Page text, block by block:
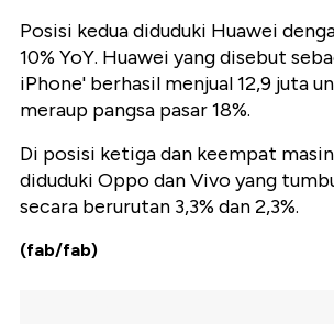
Posisi kedua diduduki Huawei
10% YoY. Huawei yang disebut
iPhone' berhasil menjual 12,9 juta
meraup pangsa pasar 18%.
Di posisi ketiga dan keempat
diduduki Oppo dan Vivo yang
secara berurutan 3,3% dan 2,3%.
(fab/fab)